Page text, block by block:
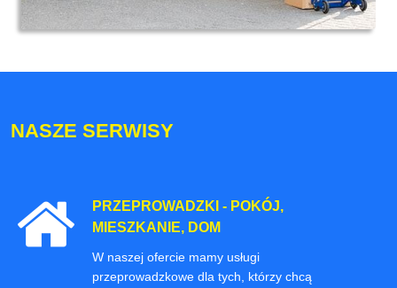
NASZE SERWISY
PRZEPROWADZKI - POKÓJ,
MIESZKANIE, DOM
W naszej ofercie mamy usługi
przeprowadzkowe dla tych, którzy chcą